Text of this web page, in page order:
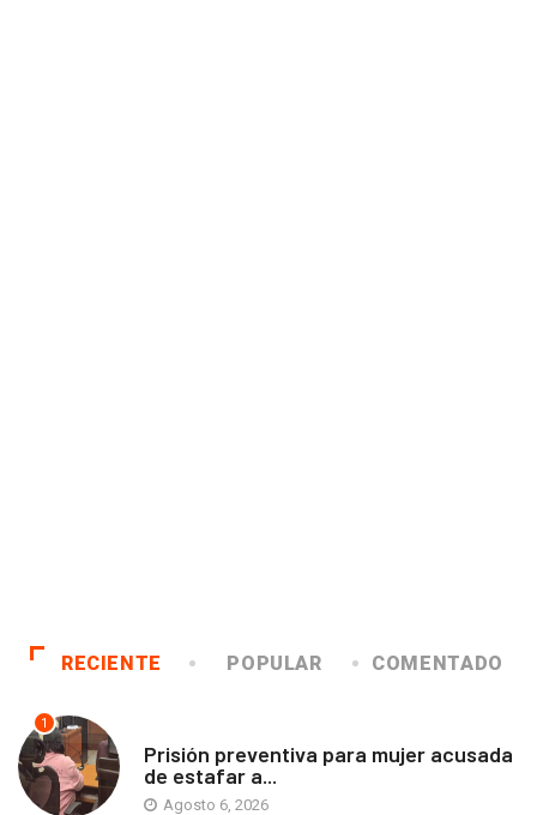
RECIENTE POPULAR COMENTADO
1
Prisión preventiva para mujer acusada
de estafar a...
Agosto 6, 2026